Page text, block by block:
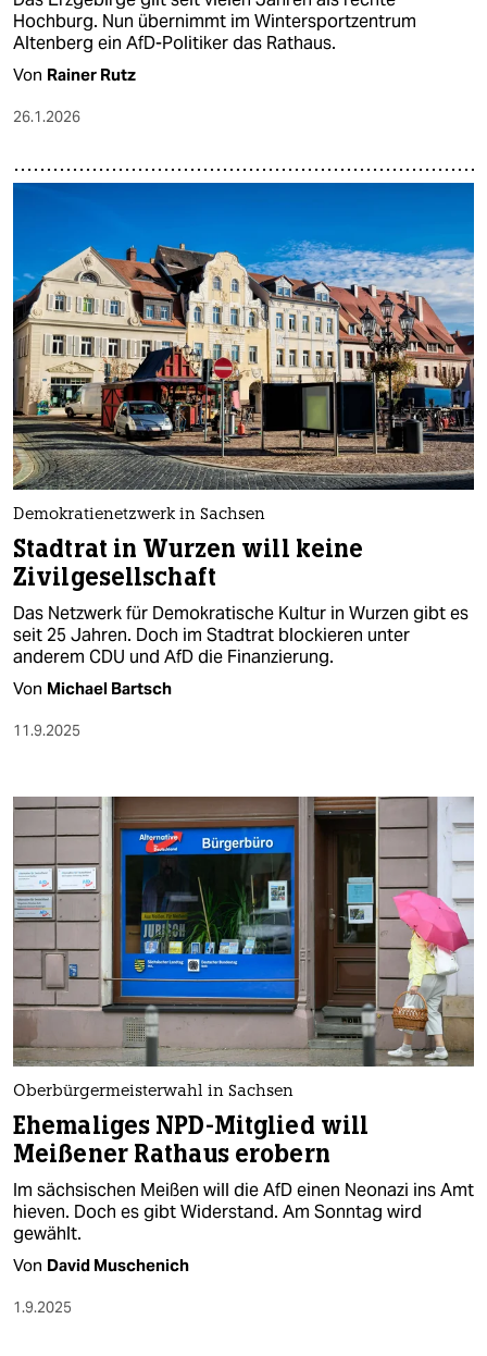
Hochburg. Nun übernimmt im Wintersportzentrum
Altenberg ein AfD-Politiker das Rathaus.
Von Rainer Rutz
26.1.2026
Demokratienetzwerk in Sachsen
Stadtrat in Wurzen will keine
Zivilgesellschaft
Das Netzwerk für Demokratische Kultur in Wurzen gibt es
seit 25 Jahren. Doch im Stadtrat blockieren unter
anderem CDU und AfD die Finanzierung.
Von Michael Bartsch
11.9.2025
Oberbürgermeisterwahl in Sachsen
Ehemaliges NPD-Mitglied will
Meißener Rathaus erobern
Im sächsischen Meißen will die AfD einen Neonazi ins Amt
hieven. Doch es gibt Widerstand. Am Sonntag wird
gewählt.
Von David Muschenich
1.9.2025